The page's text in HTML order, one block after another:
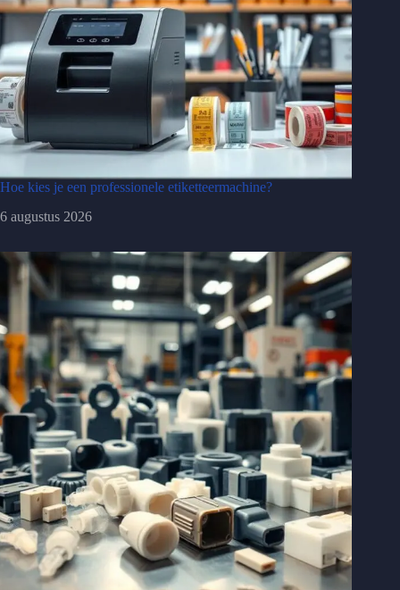
Hoe kies je een professionele etiketteermachine?
6 augustus 2026